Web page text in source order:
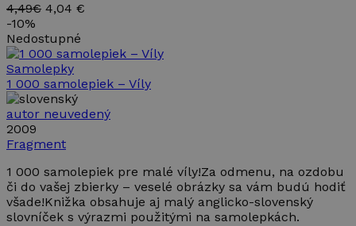
4,49€ 4,04 €
-10%
Nedostupné
Samolepky
1 000 samolepiek – Víly
autor neuvedený
2009
Fragment
1 000 samolepiek pre malé víly!Za odmenu, na ozdobu
či do vašej zbierky – veselé obrázky sa vám budú hodiť
všade!Knižka obsahuje aj malý anglicko-slovenský
slovníček s výrazmi použitými na samolepkách.